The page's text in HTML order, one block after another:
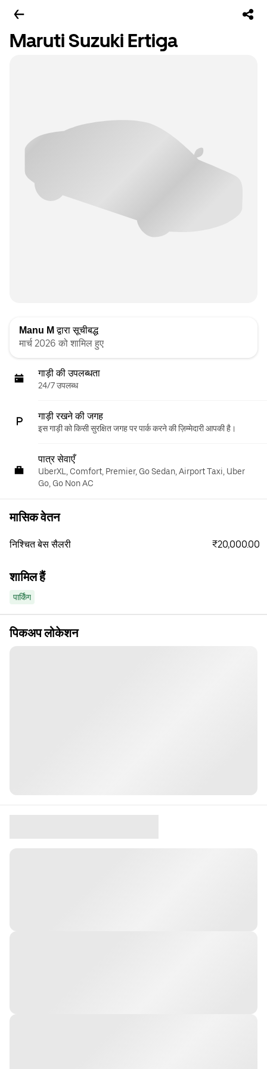
Maruti Suzuki Ertiga
Manu M द्वारा सूचीबद्ध
मार्च 2026 को शामिल हुए
गाड़ी की उपलब्धता
24/7 उपलब्ध
गाड़ी रखने की जगह
इस गाड़ी को किसी सुरक्षित जगह पर पार्क करने की ज़िम्मेदारी आपकी है।
पात्र सेवाएँ
UberXL, Comfort, Premier, Go Sedan, Airport Taxi, Uber
Go, Go Non AC
मासिक वेतन
निश्चित बेस सैलरी ₹20,000.00
शामिल हैं
पार्किंग
पिकअप लोकेशन